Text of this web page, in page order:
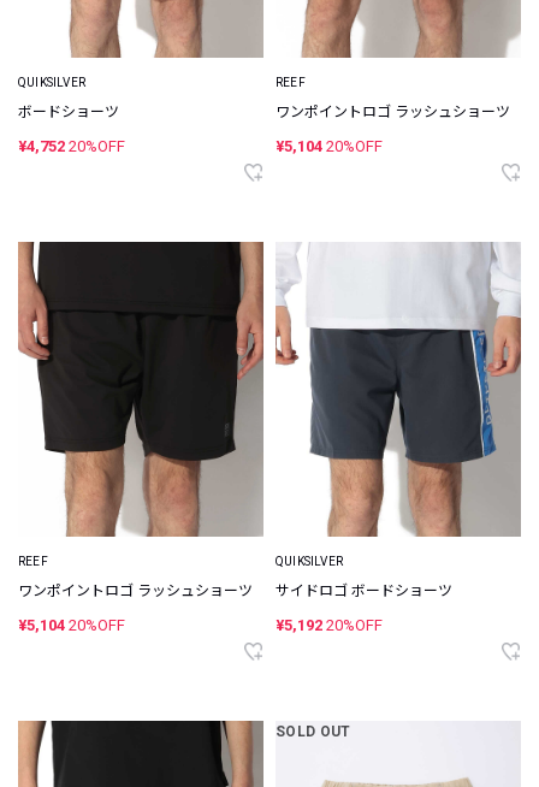
QUIKSILVER
ボードショーツ
¥4,752 20%OFF
REEF
ワンポイントロゴ ラッシュショーツ
¥5,104 20%OFF
REEF
ワンポイントロゴ ラッシュショーツ
¥5,104 20%OFF
QUIKSILVER
サイドロゴ ボードショーツ
¥5,192 20%OFF
SOLD OUT